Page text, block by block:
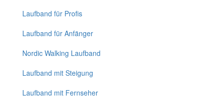
Laufband für Profis
Laufband für Anfänger
Nordic Walking Laufband
Laufband mit Steigung
Laufband mit Fernseher